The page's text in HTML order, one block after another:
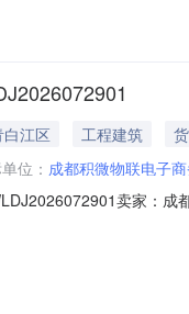
江区 工程建筑
位： 成都积微物联电子
卖家：
性，可能存在与描述不